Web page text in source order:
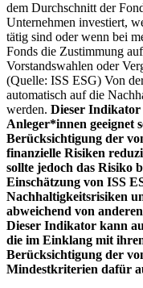
dem Durchschnitt der
Unternehmen investiert,
tätig sind oder wenn bei
Fonds die Zustimmung
Vorstandswahlen oder
(Quelle: ISS ESG) Von
automatisch auf die
werden. Dieser
Anleger*innen geeignet
Berücksichtigung der
finanzielle Risiken
sollte jedoch das Risiko
Einschätzung von ISS
Nachhaltigkeitsrisiken
abweichend von
Dieser Indikator kann
die im Einklang mit
Berücksichtigung der
Mindestkriterien dafür